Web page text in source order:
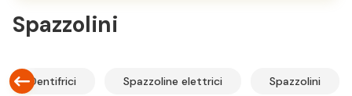
Spazzolini
Dentifrici Spazzoline elettrici Spazzolini